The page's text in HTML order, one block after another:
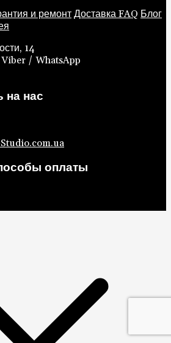
и ремонт Доставка FAQ Блог
14
/ WhatsApp
на нас
оплаты